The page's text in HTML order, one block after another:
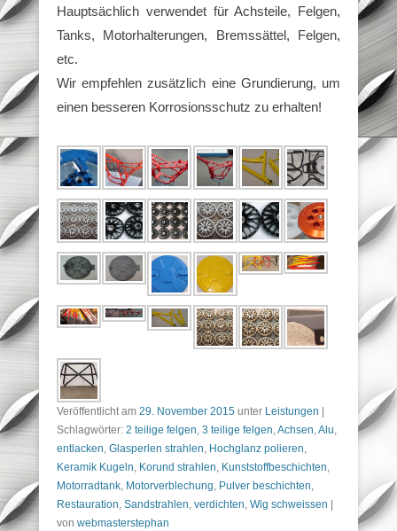
Hauptsächlich verwendet für Achsteile, Felgen,
Tanks, Motorhalterungen, Bremssättel, Felgen,
etc.
Wir empfehlen zusätzlich eine Grundierung, um
einen besseren Korrosionsschutz zu erhalten!
Veröffentlicht am 29. November 2015 unter Leistungen
Schlagwörter: 2 teilige felgen, 3 teilige felgen,Achsen,Alu,
entlacken, Glasperlen strahlen, Hochglanz polieren,
Keramik Kugeln, Korund strahlen, Kunststoffbeschichten,
Motorradtank, Motorverblechung, Pulver beschichten,
Restauration, Sandstrahlen, verdichten, Wig schweissen
von webmasterstephan